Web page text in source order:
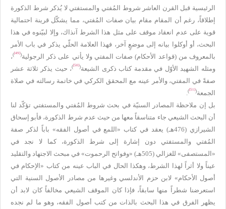
الرئيسية قبل القرن العاشر شروط المُفتي والمستفتي لا يُذكر شرط الذكورة
إطلاقاً، رغم أن المقام مقام بيان صفات المُفتي، مما يشكّل قرينة احتمالية
قوية على عدم انعقاد موقف على مثل هذا الشرط آنذاك، وإلا لبيّنوه في هذا
البحث، أو أوكلوا بيانه إلى موضعٍ آخر، فهذا العلامة الحلّي يذكر في باب الأمر
بالمعروف من (قواعد الأحكام) صفات المفتي ولا يأتي على ذكر الرجولية(
[49]
)،
ومثله الشهيد الأوّل في مقدمة كتاب ذكرى الشيعة(
[50]
)، حيث يذكر ثلاثة عشر
صفةً في المفتي، والأمر عينه مع المحقق الكركي في خاتمة رسالته في صلاة
الجمعة(
[51]
)
بل إن ملاحظة المصادر السنيّة في بحث شروط المُفتي والمستفتي تؤكّد لنا
أن البحث الشيعي جاء متناسقاً معها من حيث عدم شرط الذكورة، فأبو إسحاق
الشيرازي (476هـ) يعقد في كتاب «اللمع في أصول الفقه» باباً لذكر صفة
المُفتي والمستفتي دون إشارة إلى شرط الذكورة، كما لا نجد في
«المستصفى» للغزالي (505هـ) «وفواتح الرحموت» في مبحث الاجتهاد والتقليد
عيناً ولا أثراً لهذا الشرط، وهكذا الحال في الباب عينه من كتاب «الإحكام في
أصول الأحكام» لابن حزم الأندلسي وغيرها من مصادر الأصول السنية التي
استعرضنا شطراً منها سابقاً، فإذا كان الموقف الشيعي مخالفاً كان لابد أن
يظهر الفرق في هذا البحث بالذات من كتب أصول الفقه، وهو ما لم نجده